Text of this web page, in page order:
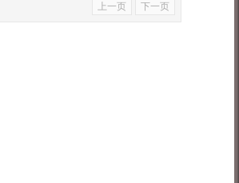
上一页 下一页